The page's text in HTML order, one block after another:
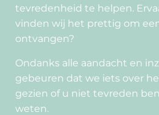
tevredenheid te helpen.
vinden wij het prettig om
ontvangen?
Ondanks alle aandacht en
gebeuren dat we iets over
gezien of u niet tevreden
weten.